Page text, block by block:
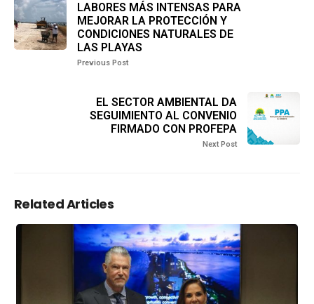
LABORES MÁS INTENSAS PARA
MEJORAR LA PROTECCIÓN Y
CONDICIONES NATURALES DE
LAS PLAYAS
Previous Post
EL SECTOR AMBIENTAL DA
SEGUIMIENTO AL CONVENIO
FIRMADO CON PROFEPA
Next Post
Related Articles